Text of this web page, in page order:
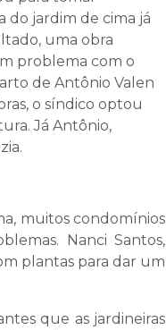
do jardim de cima já
uma obra
problema com o
de Antônio Valen
o síndico optou
Já Antônio,
muitos condomínios
Nanci Santos,
plantas para dar um
que as jardineiras